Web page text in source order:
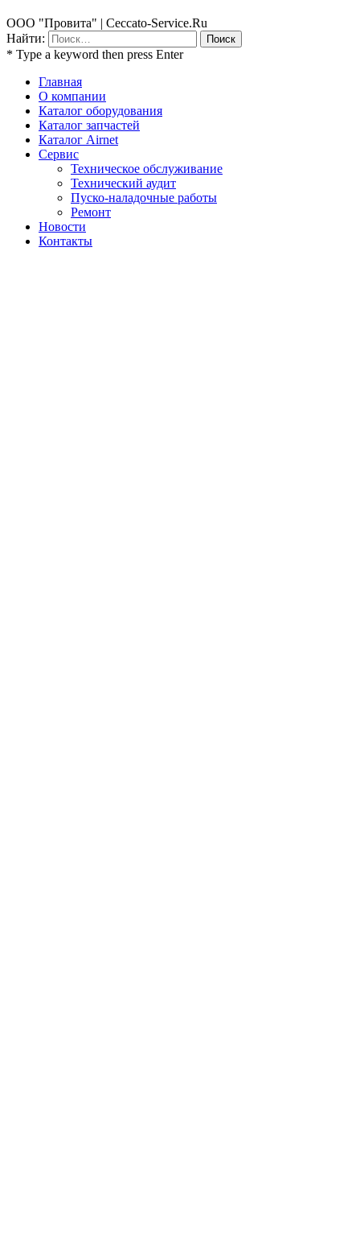
ООО "Провита" | Ceccato-Service.Ru
Найти:
* Type a keyword then press Enter
Главная
О компании
Каталог оборудования
Каталог запчастей
Каталог Airnet
Сервис
Техническое обслуживание
Технический аудит
Пуско-наладочные работы
Ремонт
Новости
Контакты